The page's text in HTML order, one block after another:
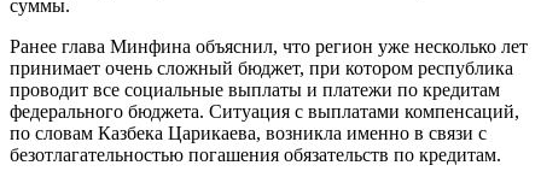
суммы.
Ранее глава Минфина объяснил, что регион уже несколько лет
принимает очень сложный бюджет, при котором республика
проводит все социальные выплаты и платежи по кредитам
федерального бюджета. Ситуация с выплатами компенсаций,
по словам Казбека Царикаева, возникла именно в связи с
безотлагательностью погашения обязательств по кредитам.